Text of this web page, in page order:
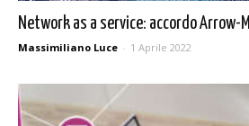
Network as a service: accordo Arrow-
Massimiliano Luce - 1 Aprile 2022